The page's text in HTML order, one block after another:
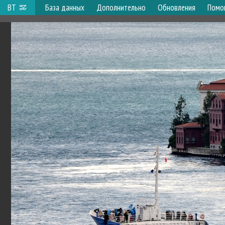
ВТ База данных Дополнительно Обновления